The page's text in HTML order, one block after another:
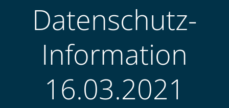
Datenschutz-
Information
16.03.2021